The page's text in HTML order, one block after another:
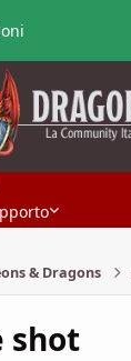
& Dragons
shot